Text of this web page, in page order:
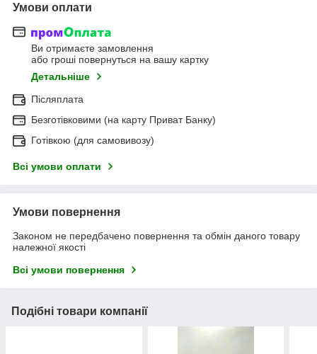
Умови оплати
Ви отримаєте замовлення
або гроші повернуться на вашу картку
Детальніше
Післяплата
Безготівковими (на карту Приват Банку)
Готівкою (для самовивозу)
Всі умови оплати
Умови повернення
Законом не передбачено повернення та обмін даного товару
належної якості
Всі умови повернення
Подібні товари компанії